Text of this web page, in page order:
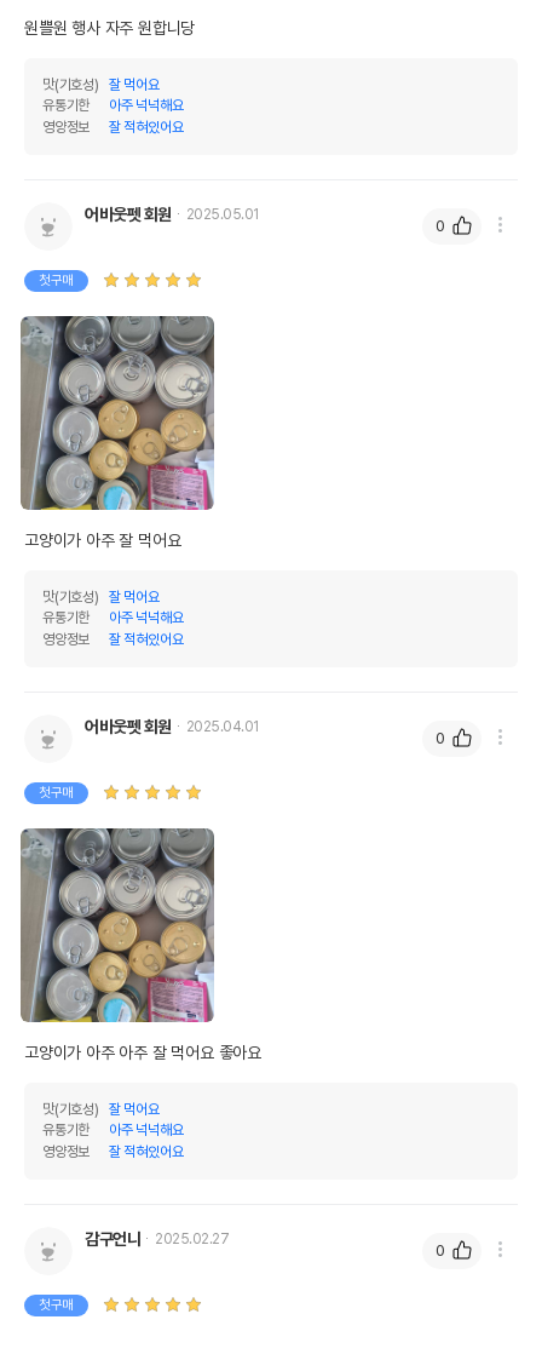
원쁠원 행사 자주 원합니당
맛(기호성)
잘 먹어요
유통기한
아주 넉넉해요
영양정보
잘 적혀있어요
어바웃펫 회원 2025.05.01
첫구매
고양이가 아주 잘 먹어요
맛(기호성)
잘 먹어요
유통기한
아주 넉넉해요
영양정보
잘 적혀있어요
0
어바웃펫 회원 2025.04.01
첫구매
고양이가 아주 아주 잘 먹어요 좋아요
맛(기호성)
잘 먹어요
유통기한
아주 넉넉해요
영양정보
잘 적혀있어요
0
감구언니 2025.02.27
첫구매
0